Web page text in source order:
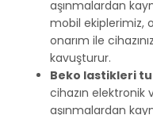
aşınmalardan
mobil ekiplerimiz,
onarım ile
kavuşturur.
Beko lastikleri
cihazın elektronik
aşınmalardan